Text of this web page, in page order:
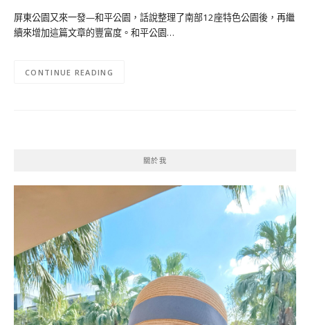
屏東公園又來一發—和平公園，話說整理了南部12座特色公園後，再繼
續來增加這篇文章的豐富度。和平公園…
CONTINUE READING
關於我